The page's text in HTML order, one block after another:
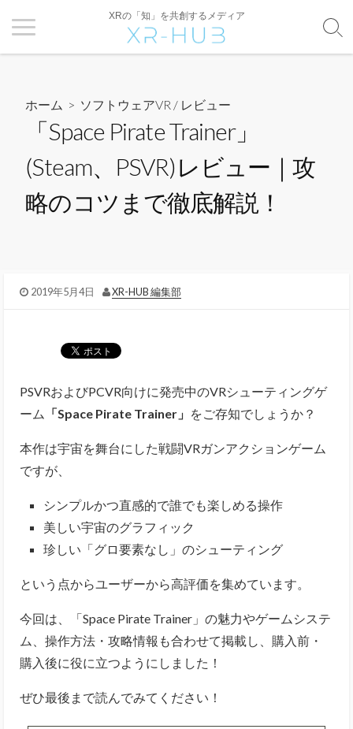
XRの「知」を共創するメディア
ホーム > ソフトウェアVR / レビュー
「Space Pirate Trainer」
(Steam、PSVR)レビュー｜攻
略のコツまで徹底解説！
2019年5月4日 XR-HUB 編集部
PSVRおよびPCVR向けに発売中のVRシューティングゲ
ーム 「Space Pirate Trainer」 をご存知でしょうか？
本作は宇宙を舞台にした戦闘VRガンアクションゲーム
ですが、
シンプルかつ直感的で誰でも楽しめる操作
美しい宇宙のグラフィック
珍しい「グロ要素なし」のシューティング
という点からユーザーから高評価を集めています。
今回は、「Space Pirate Trainer」の魅力やゲームシステ
ム、 操作方法・攻略情報も合わせて掲載し、購入前・
購入後に役に立つようにしました！
ぜひ最後まで読んでみてください！